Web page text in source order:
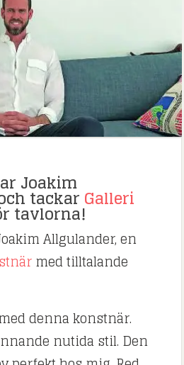
Joakim
tackar Galleri
tavlorna!
Allgulander, en
med tilltalande
denna konstnär.
nutida stil. Den